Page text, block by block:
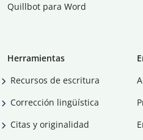
Quillbot para Word
Herramientas
Recursos de escritura
Corrección lingüística
Citas y originalidad